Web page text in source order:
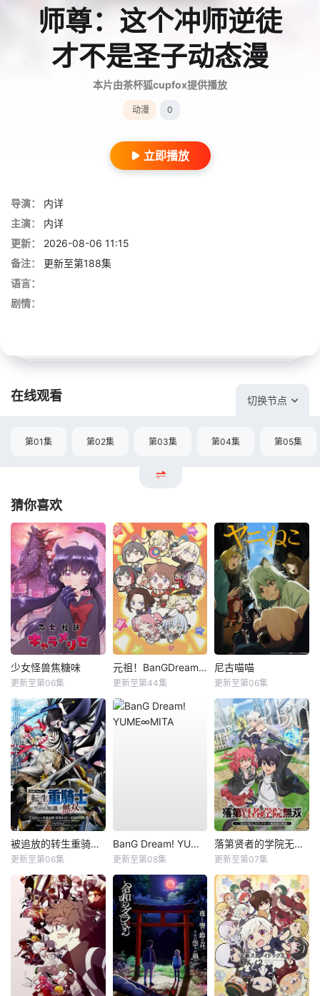
师尊：这个冲师逆徒
才不是圣子动态漫
本片由茶杯狐cupfox提供播放
动漫 0
立即播放
导演：
内详
主演：
内详
更新：
2026-08-06 11:15
备注：
更新至第188集
语言：
剧情：
在线观看 切换节点
第01集 第02集 第03集 第04集 第05集
猜你喜欢
少女怪兽焦糖味
更新至第06集
元祖！BanGDream酱
更新至第44集
尼古喵喵
更新至第06集
被追放的转生重骑士用游戏知识开无双
更新至第06集
BanG Dream! YUME∞MITA
更新至第08集
落第贤者的学院无双第二回转生，S等级作弊魔术师冒险记
更新至第07集